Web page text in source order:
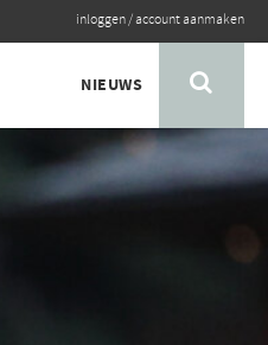
inloggen/account aanmaken
NIEUWS